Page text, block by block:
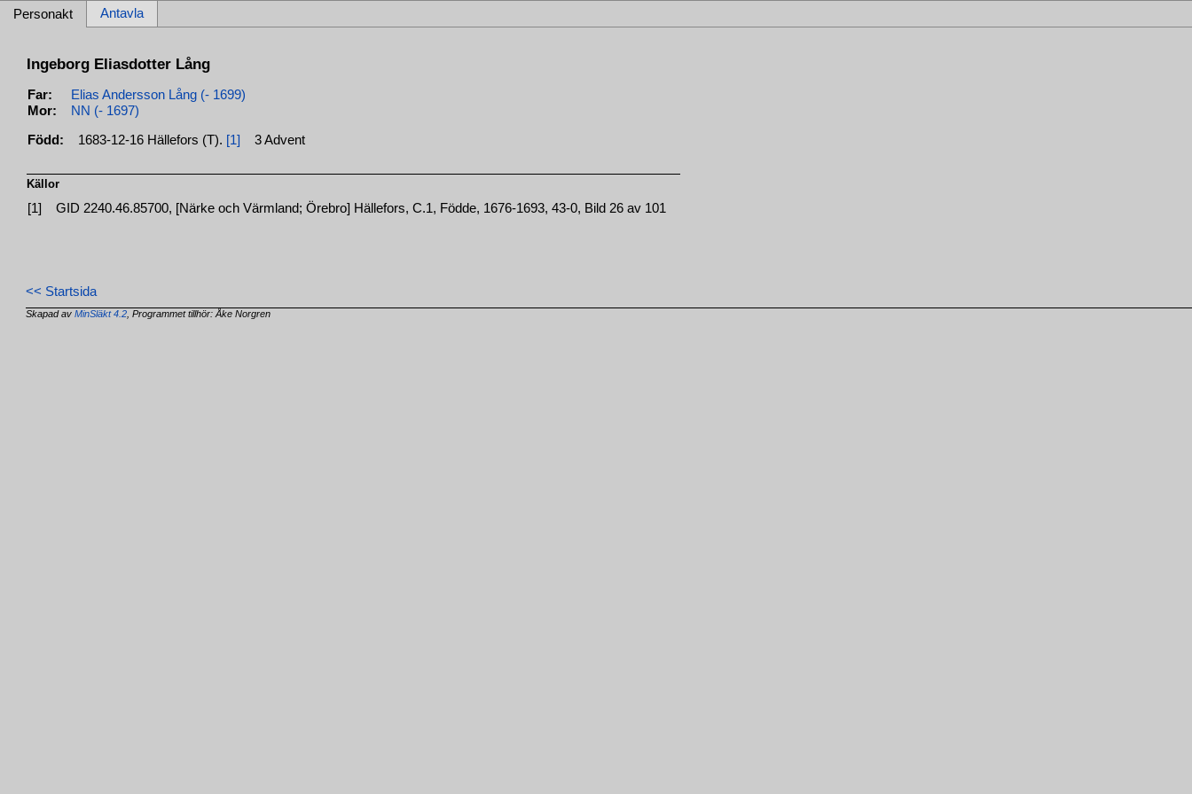
Personakt Antavla
Ingeborg Eliasdotter Lång
Far:
Elias Andersson Lång (- 1699)
Mor:
NN (- 1697)
Född: 1683-12-16 Hällefors (T). [1] 3 Advent
Källor
[1] GID 2240.46.85700, [Närke och Värmland; Örebro] Hällefors, C.1, Födde, 1676-1693, 43-0, Bild 26 av 101
<< Startsida
Skapad avMinSläkt 4.2 , Programmet tillhör: Åke Norgren